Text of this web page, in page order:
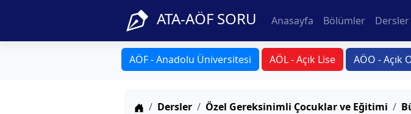
ATA-AÖF SORU Anasayfa Bölümler Dersler
AÖF - Anadolu Üniversitesi AÖL - Açık Lise AÖO - Açık
Anasayfa
Dersler Özel Gereksinimli Çocuklar ve Eğitimi